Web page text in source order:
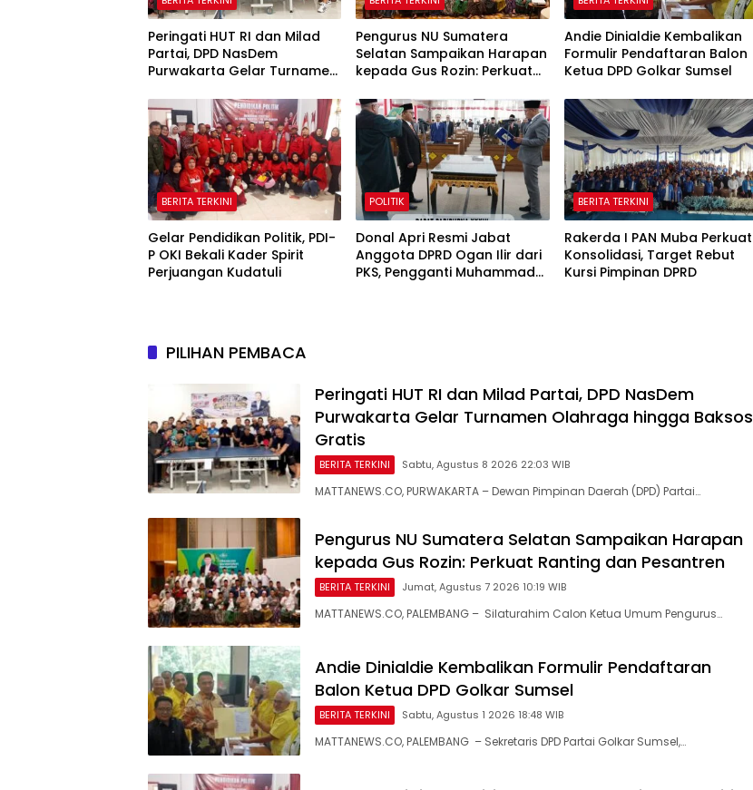
Peringati HUT RI dan Milad
Partai, DPD NasDem
Purwakarta Gelar Turnamen
Gratis
Pengurus NU Sumatera
Selatan Sampaikan Harapan
kepada Gus Rozin: Perkuat
Andie Dinialdie Kembalikan
Formulir Pendaftaran Balon
Ketua DPD Golkar Sumsel
BERITA TERKINI
Gelar Pendidikan Politik, PDI-
P OKI Bekali Kader Spirit
Perjuangan Kudatuli
POLITIK
Donal Apri Resmi Jabat
Anggota DPRD Ogan Ilir dari
PKS, Pengganti Muhammad
BERITA TERKINI
Rakerda I PAN Muba Perkuat
Konsolidasi, Target Rebut
Kursi Pimpinan DPRD
PILIHAN PEMBACA
Peringati HUT RI dan Milad Partai, DPD NasDem
Purwakarta Gelar Turnamen Olahraga hingga Baksos
Gratis
BERITA TERKINI Sabtu, Agustus 8 2026 22:03 WIB
MATTANEWS.CO, PURWAKARTA – Dewan Pimpinan Daerah (DPD) Partai…
Pengurus NU Sumatera Selatan Sampaikan Harapan
kepada Gus Rozin: Perkuat Ranting dan Pesantren
BERITA TERKINI Jumat, Agustus 7 2026 10:19 WIB
MATTANEWS.CO, PALEMBANG – Silaturahim Calon Ketua Umum Pengurus…
Andie Dinialdie Kembalikan Formulir Pendaftaran
Balon Ketua DPD Golkar Sumsel
BERITA TERKINI Sabtu, Agustus 1 2026 18:48 WIB
MATTANEWS.CO, PALEMBANG – Sekretaris DPD Partai Golkar Sumsel,…